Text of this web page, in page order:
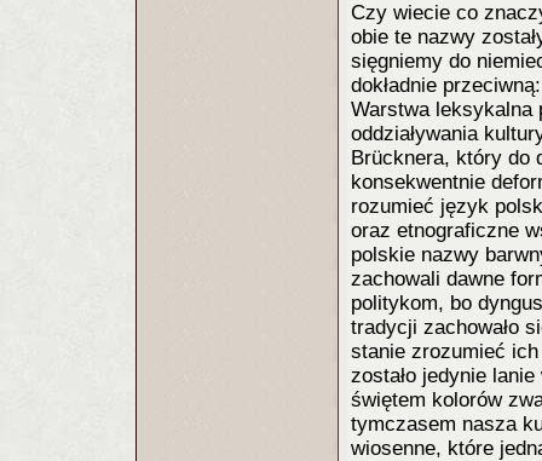
Czy wiecie co
obie te nazwy
sięgniemy do
dokładnie
Warstwa leksykalna
oddziaływania
Brücknera, który do
konsekwentnie
rozumieć język
oraz etnograficzne
polskie nazwy
zachowali dawne
politykom, bo
tradycji zachowało
stanie zrozumieć
zostało jedynie
świętem kolorów
tymczasem nasza
wiosenne, które